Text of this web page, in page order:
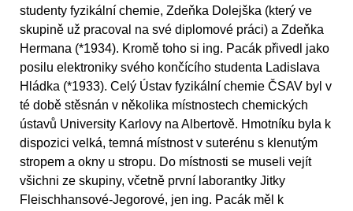
studenty fyzikální chemie, Zdeňka Dolejška (který ve
skupině už pracoval na své diplomové práci) a Zdeňka
Hermana (*1934). Kromě toho si ing. Pacák přivedl jako
posilu elektroniky svého končícího studenta Ladislava
Hládka (*1933). Celý Ústav fyzikální chemie ČSAV byl v
té době stěsnán v několika místnostech chemických
ústavů University Karlovy na Albertově. Hmotníku byla k
dispozici velká, temná místnost v suterénu s klenutým
stropem a okny u stropu. Do místnosti se museli vejít
všichni ze skupiny, včetně první laborantky Jitky
Fleischhansové-Jegorové, jen ing. Pacák měl k